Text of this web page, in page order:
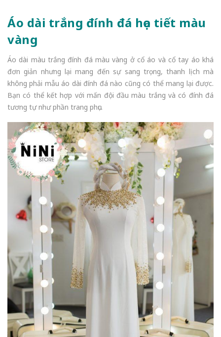
Áo dài trắng đính đá họa tiết màu
vàng
Áo dài màu trắng đính đá màu vàng ở cổ áo và cổ tay áo khá
đơn giản nhưng lại mang đến sự sang trọng, thanh lịch mà
không phải mẫu áo dài đính đá nào cũng có thể mang lại được.
Bạn có thể kết hợp với mấn đội đầu màu trắng và có đính đá
tương tự như phần trang phục.